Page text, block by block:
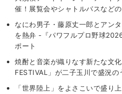
催！展覧会やシャトルバスなど
なにわ男子・藤原丈一郎とアン
を熱弁 -『パワフルプロ野球
ポート
焼酎と音楽が織りなす新たな文
FESTIVAL」が二子玉川で盛況の
「世界陸上」をよさこいで盛り